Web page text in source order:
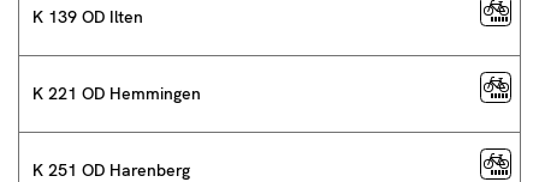
K 139 OD Ilten
K 221 OD Hemmingen
K 251 OD Harenberg